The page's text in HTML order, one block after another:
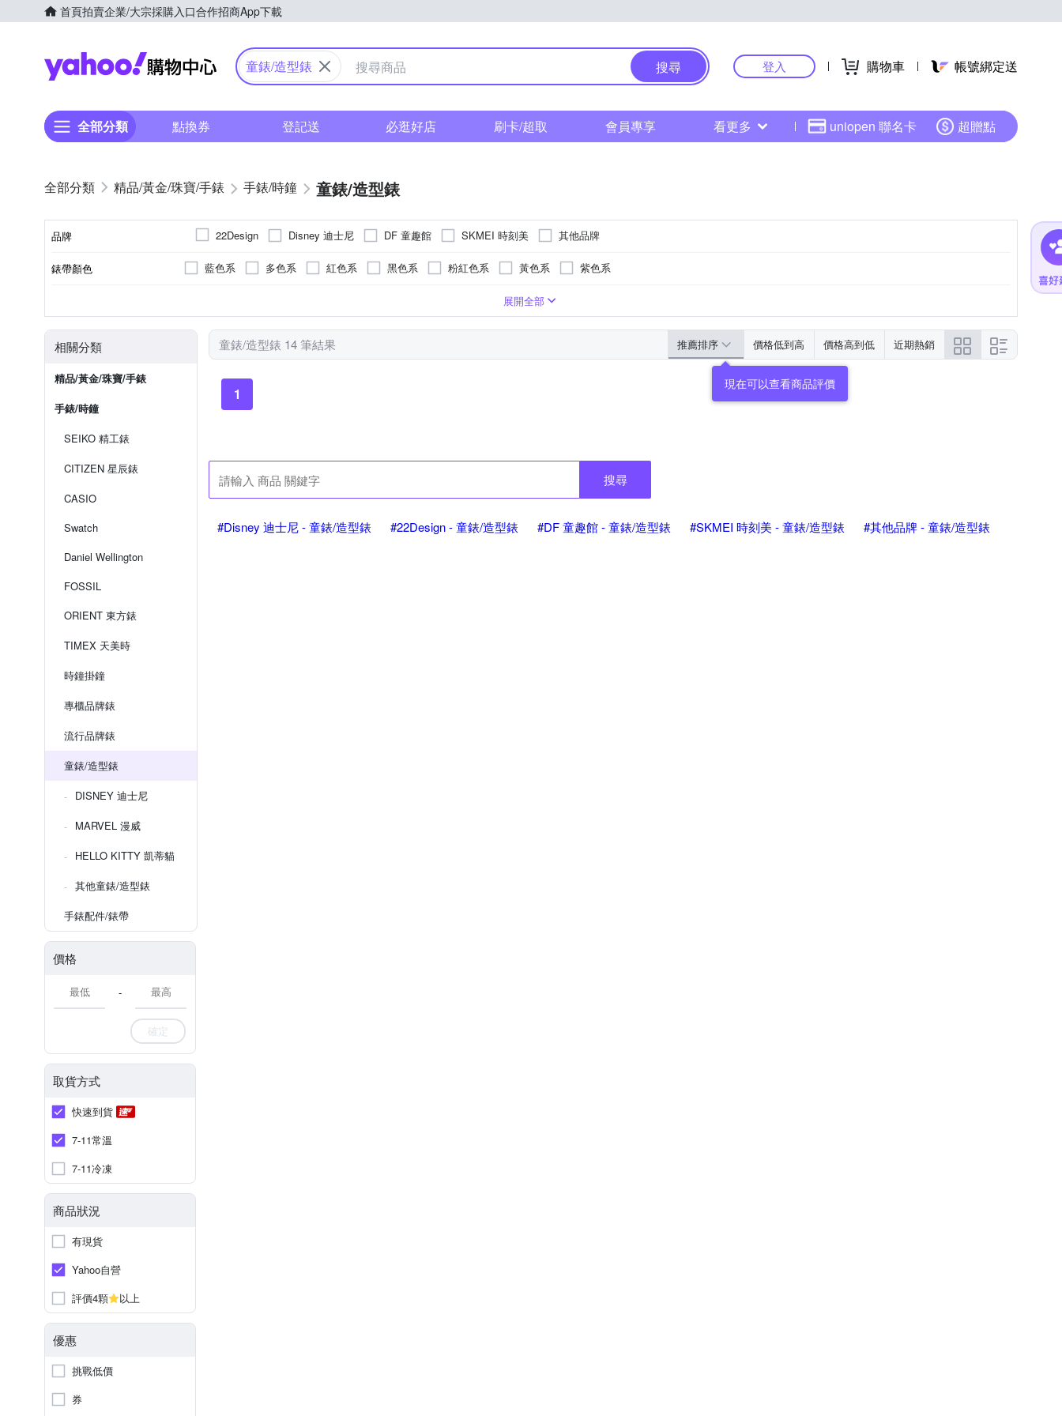
首頁拍賣企業/大宗採購入口合作招商App下載
Yahoo購物中心
童錶/造型錶 搜尋 登入 購物車 帳號綁定送
全部分類 點換券 登記送 必逛好店 刷卡/超取 會員專享 看更多 uniopen 聯名卡 超贈點
精品/黃金/珠寶/手錶 手錶/時鐘 童錶/造型錶
品牌 22Design Disney 迪士尼 DF 童趣館 SKMEI 時刻美 其他品牌
錶帶顏色 藍色系 多色系 紅色系 黑色系 粉紅色系 黃色系 紫色系
液晶顯示/數位顯示
安全式摺疊錶扣展開全部
相關分類
精品/黃金/珠寶/手錶
手錶/時鐘
SEIKO 精工錶
CITIZEN 星辰錶
CASIO
Swatch
Daniel Wellington
FOSSIL
ORIENT 東方錶
TIMEX 天美時
時鐘掛鐘
專櫃品牌錶
流行品牌錶
童錶/造型錶
DISNEY 迪士尼
MARVEL 漫威
HELLO KITTY 凱蒂貓
其他童錶/造型錶
手錶配件/錶帶
價格
-
確定
取貨方式
快速到貨
7-11常溫
7-11冷凍
商品狀況
有現貨
Yahoo自營
評價4顆
以上
優惠
挑戰低價
券
童錶/造型錶 14 筆結果 推薦排序 價格低到高 價格高到低 近期熱銷
現在可以查看商品評價
1
搜尋
#Disney 迪士尼 - 童錶/造型錶 #22Design - 童錶/造型錶 #DF 童趣館 - 童錶/造型錶 #SKMEI 時刻美 - 童錶/造型錶 #其他品牌 - 童錶/造型錶